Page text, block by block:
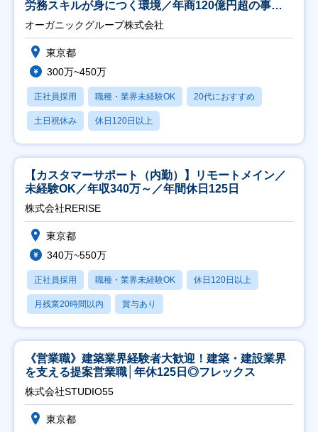
労務スキルが身につく環境／年商120億円超の事業
会社】
オーガニックグループ株式会社
東京都
300万~450万
正社員採用 職種・業界未経験OK 20代におすすめ
土日祝休み 休日120日以上
【カスタマーサポート（内勤）】リモートメイン／
未経験OK／年収340万～／年間休日125日
株式会社RERISE
東京都
340万~550万
正社員採用 職種・業界未経験OK 休日120日以上
月残業20時間以内 賞与あり
《営業職》建築業界経験者大歓迎！建築・建設業界
を支える提案営業職│年休125日◎フレックス
株式会社STUDIO55
東京都